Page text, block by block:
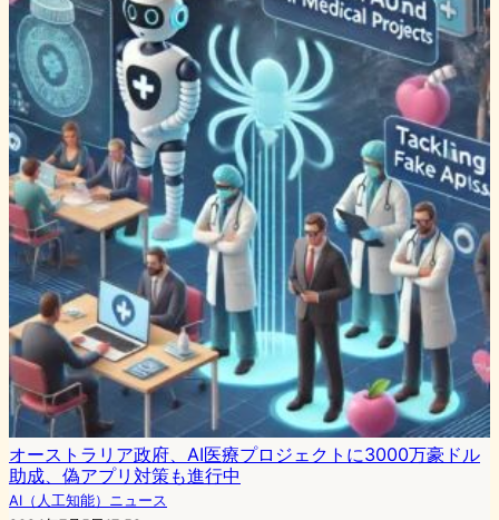
オーストラリア政府、AI医療プロジェクトに3000万豪ドル
助成、偽アプリ対策も進行中
AI（人工知能）ニュース